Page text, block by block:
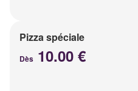
Pizza spéciale
Dès 10.00 €